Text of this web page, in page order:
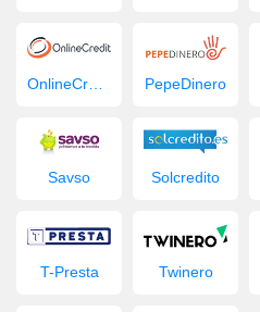
PepeDinero
Savso Solcredito
T-Presta Twinero